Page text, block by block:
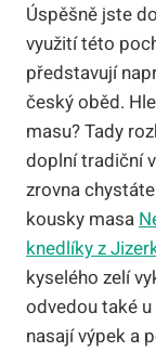
Úspěšně jste
využití této
představují
český oběd.
masu? Tady
doplní tradiční
zrovna
kousky masa
knedlíky z
kyselého zelí
odvedou také
nasají výpek a